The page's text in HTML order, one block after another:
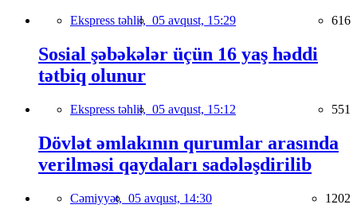
Ekspress təhlil, 05 avqust, 15:29 616
Sosial şəbəkələr üçün 16 yaş həddi
tətbiq olunur
Ekspress təhlil, 05 avqust, 15:12 551
Dövlət əmlakının qurumlar arasında
verilməsi qaydaları sadələşdirilib
Cəmiyyət, 05 avqust, 14:30 1202